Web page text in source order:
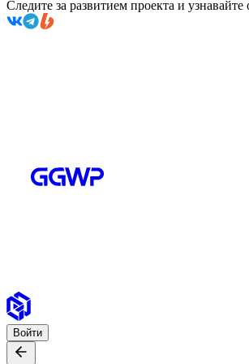
Следите за развитием проекта и
Войти